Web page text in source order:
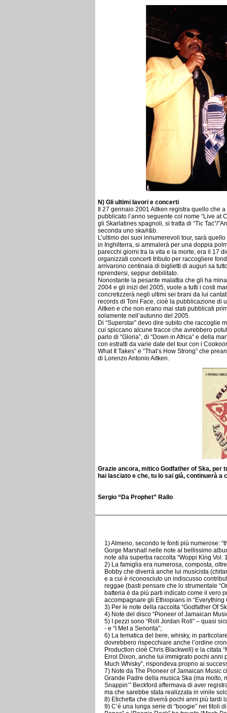
N) Gli ultimi lavori e concerti
Il 27 gennaio 2001 Aitken registra quello che
pubblicato l’anno seguente col nome “Live at
gli Skarlatines spagnoli, si tratta di “Tic Tac”/
seconda uno ska/r&b.
L’ultimo dei suoi innumerevoli tour, sarà
in Inghilterra, si ammalerà per una doppia
parecchi giorni tra la vita e la morte, era il 17
organizzati concerti tributo per raccogliere
arrivarono centinaia di biglietti di auguri sa
riprendersi, seppur debilitato.
Nonostante la pesante malattia che gli ha
2004 e gli inizi del 2005, vuole a tutti i costi
concretizzerà negli ultimi sei brani da lui
records di Toni Face, cioè la pubblicazione di
Aitken e che non erano mai stati pubblicati
solamente nell’autunno del 2005.
Di “Superstar” devo dire subito che raccoglie
cui spiccano alcune tracce che avrebbero
parlo di “Gloria”, di “Down in Africa” e della
con estratti da varie date del tour con i
What It Takes” e “That’s How Strong” che
di Lorenzo Antonio Aitken.
Grazie ancora, mitico Godfather of Ska,
hai lasciato e che, tu lo sai già, continuerà a
Sergio “Da Prophet” Rallo
1) Almeno, secondo le fonti più numerose:
Gorge Marshall nelle note al bellissimo
note alla superba raccolta “Woppi King Vol.
2) La famiglia era numerosa, composta,
Bobby che diverrà anche lui musicista
e a cui è riconosciuto un indiscusso
reggae (basti pensare che lo strumentale
batteria è da più parti indicato come il vero
accompagnare gli Ethiopians in “Everything
3) Per le note della raccolta “Godfather Of
4) Note del disco “Pioneer of Jamaican
5) I pezzi sono “Roll Jordan Roll” – quasi
- e “I Met a Senorita”;
6) La tematica del bere, whisky, in
dovrebbero rispecchiare anche l’ordine
Production cioè Chris Blackwell) e la citata
Errol Dixon, anche lui immigrato pochi anni
Much Whisky”, rispondeva proprio ai
7) Note da The Pioneer of Jamaican Music
Grande Padre della musica Ska (ma molto,
Snappin’” Beckford affermava di aver
ma che sarebbe stata realizzata in vinile
8) Etichetta che diverrà pochi anni più tardi
9) C’è una lunga serie di “boogie” nei titoli